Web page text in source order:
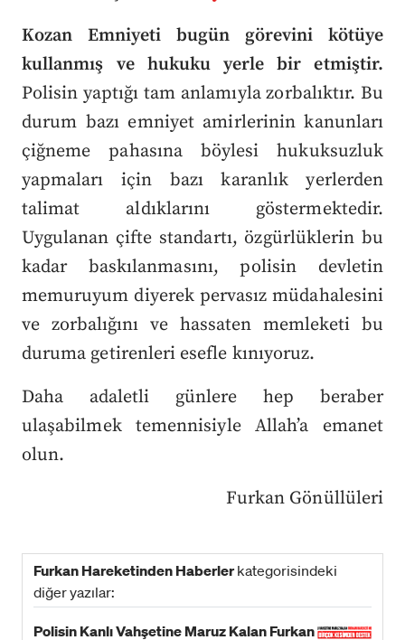
Kozan Emniyeti bugün görevini kötüye
kullanmış ve hukuku yerle bir etmiştir.
Polisin yaptığı tam anlamıyla zorbalıktır. Bu
durum bazı emniyet amirlerinin kanunları
çiğneme pahasına böylesi hukuksuzluk
yapmaları için bazı karanlık yerlerden
talimat aldıklarını göstermektedir.
Uygulanan çifte standartı, özgürlüklerin bu
kadar baskılanmasını, polisin devletin
memuruyum diyerek pervasız müdahalesini
ve zorbalığını ve hassaten memleketi bu
duruma getirenleri esefle kınıyoruz.
Daha adaletli günlere hep beraber
ulaşabilmek temennisiyle Allah’a emanet
olun.
Furkan Gönüllüleri
Furkan Hareketinden Haberlerkategorisindeki
diğer yazılar:
Polisin Kanlı Vahşetine Maruz Kalan Furkan